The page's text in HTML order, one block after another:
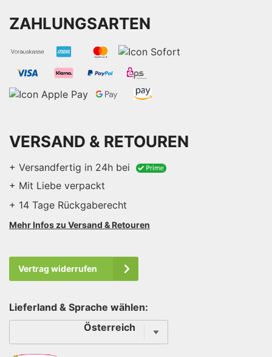
ZAHLUNGSARTEN
VERSAND & RETOUREN
+ Versandfertig in 24h bei
+ Mit Liebe verpackt
+ 14 Tage Rückgaberecht
Mehr Infos zu Versand & Retouren
Vertrag widerrufen
Lieferland & Sprache wählen:
Österreich